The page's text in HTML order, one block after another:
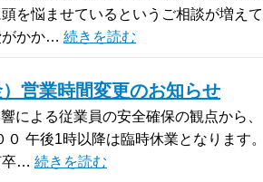
を悩ませているというご相談が増え
がかか… 続きを読む
営業時間変更のお知らせ
による従業員の安全確保の観点から
０ 午後1時以降は臨時休業となります
卒… 続きを読む